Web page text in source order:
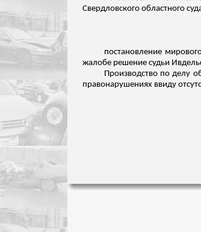
Свердловского областного
постановление
жалобе решение судьи
Производство по делу
правонарушениях ввиду